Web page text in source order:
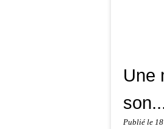
Une
Publié le